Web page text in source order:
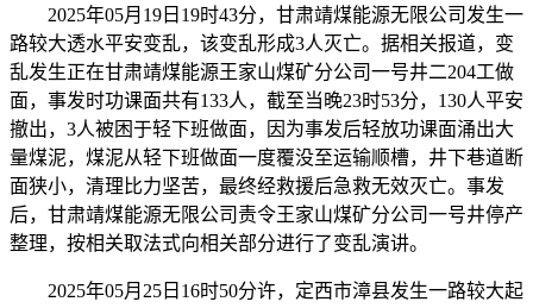
2025年05月19日19时43分，甘肃靖煤能源无限公司发生一
路较大透水平安变乱，该变乱形成3人灭亡。据相关报道，变
乱发生正在甘肃靖煤能源王家山煤矿分公司一号井二204工做
面，事发时功课面共有133人，截至当晚23时53分，130人平安
撤出，3人被困于轻下班做面，因为事发后轻放功课面涌出大
量煤泥，煤泥从轻下班做面一度覆没至运输顺槽，井下巷道断
面狭小，清理比力坚苦，最终经救援后急救无效灭亡。事发
后，甘肃靖煤能源无限公司责令王家山煤矿分公司一号井停产
整理，按相关取法式向相关部分进行了变乱演讲。
2025年05月25日16时50分许，定西市漳县发生一路较大起